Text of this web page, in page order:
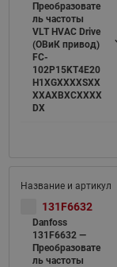
Преобразовате
ль частоты
VLT HVAC Drive
(ОВиК привод)
FC-
102P15KT4E20
H1XGXXXXSXX
XXAXBXCXXXX
DX
131F6632
Danfoss
131F6632 —
Преобразовате
ль частоты